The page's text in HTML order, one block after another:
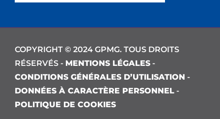
COPYRIGHT © 2024 GPMG. TOUS DROITS
RÉSERVÉS - MENTIONS LÉGALES -
CONDITIONS GÉNÉRALES D’UTILISATION -
DONNÉES À CARACTÈRE PERSONNEL -
POLITIQUE DE COOKIES